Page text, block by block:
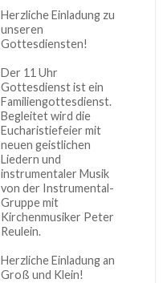
THEMA
Herzliche Einladung zu
unseren
Gottesdiensten!
Der 11 Uhr
Gottesdienst ist ein
Familiengottesdienst.
Begleitet wird die
Eucharistiefeier mit
neuen geistlichen
Liedern und
instrumentaler Musik
von der Instrumental-
Gruppe mit
Kirchenmusiker Peter
Reulein.
Herzliche Einladung an
Groß und Klein!